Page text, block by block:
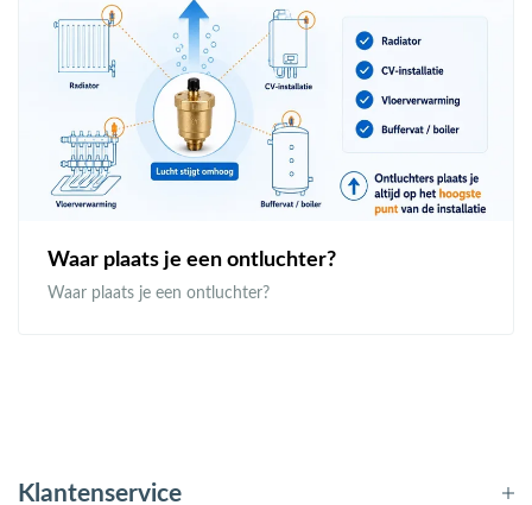
Waar plaats je een ontluchter?
Waar plaats je een ontluchter?
Klantenservice